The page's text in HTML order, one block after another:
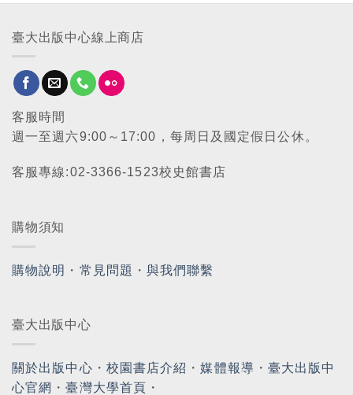
臺大出版中心線上商店
客服時間
週一至週六9:00～17:00，每周日及國定假日公休。
客服專線:02-3366-1523校史館書店
購物須知
購物說明 ・ 常見問題 ・與我們聯繫
臺大出版中心
關於出版中心 ・ 校園書店介紹 ・媒體報導 ・ 臺大出版中
心官網 ・臺灣大學首頁 ・